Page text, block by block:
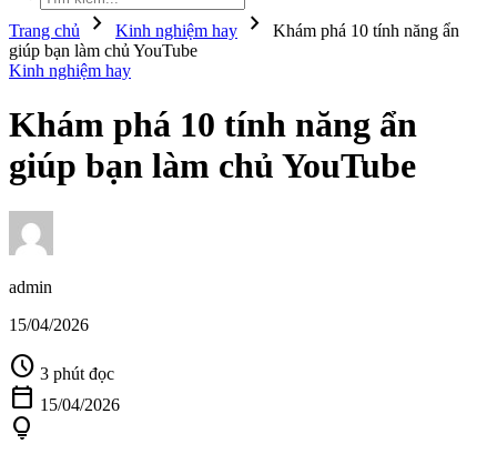
Trang chủ chevron_right Kinh nghiệm hay chevron_right
Khám phá 10 tính năng ẩn
giúp bạn làm chủ YouTube
Kinh nghiệm hay
Khám phá 10 tính năng ẩn
giúp bạn làm chủ YouTube
admin
15/04/2026
schedule 3 phút đọc
calendar_today 15/04/2026
lightbulb